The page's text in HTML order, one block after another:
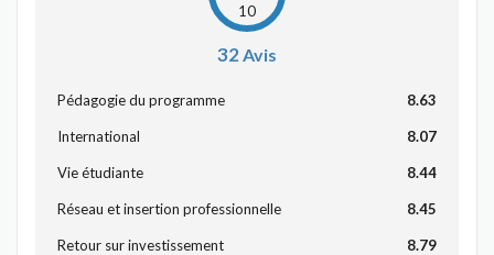
10
32 Avis
Pédagogie du programme 8.63
International 8.07
Vie étudiante 8.44
Réseau et insertion professionnelle 8.45
Retour sur investissement 8.79